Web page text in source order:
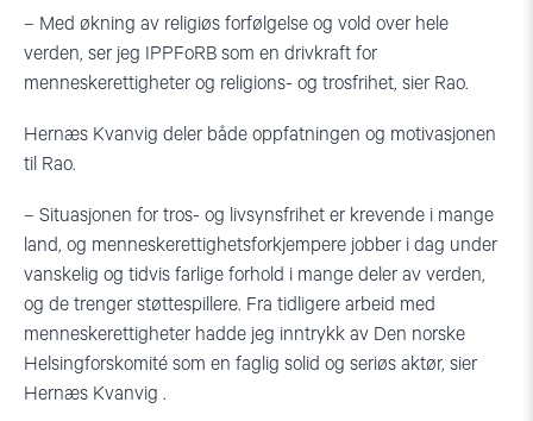
– Med økning av religiøs forfølgelse og vold over hele
verden, ser jeg IPPFoRB som en drivkraft for
menneskerettigheter og religions- og trosfrihet, sier Rao.
Hernæs Kvanvig deler både oppfatningen og motivasjonen
til Rao.
– Situasjonen for tros- og livsynsfrihet er krevende i mange
land, og menneskerettighetsforkjempere jobber i dag under
vanskelig og tidvis farlige forhold i mange deler av verden,
og de trenger støttespillere. Fra tidligere arbeid med
menneskerettigheter hadde jeg inntrykk av Den norske
Helsingforskomité som en faglig solid og seriøs aktør, sier
Hernæs Kvanvig .